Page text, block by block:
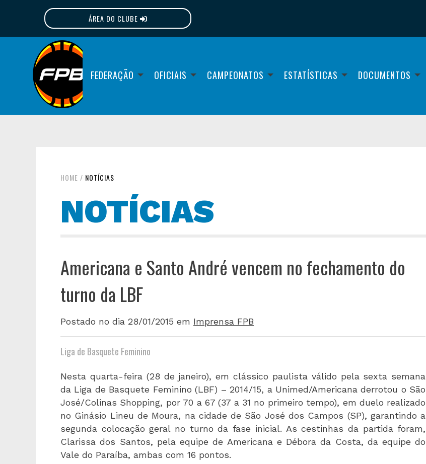
ÁREA DO CLUBE
FEDERAÇÃO OFICIAIS CAMPEONATOS ESTATÍSTICAS DOCUMENTOS
HOME / NOTÍCIAS
NOTÍCIAS
Americana e Santo André vencem no fechamento do
turno da LBF
Postado no dia 28/01/2015 em Imprensa FPB
Liga de Basquete Feminino
Nesta quarta-feira (28 de janeiro), em clássico paulista válido pela sexta semana
da Liga de Basquete Feminino (LBF) – 2014/15, a Unimed/Americana derrotou o São
José/Colinas Shopping, por 70 a 67 (37 a 31 no primeiro tempo), em duelo realizado
no Ginásio Lineu de Moura, na cidade de São José dos Campos (SP), garantindo a
segunda colocação geral no turno da fase inicial. As cestinhas da partida foram,
Clarissa dos Santos, pela equipe de Americana e Débora da Costa, da equipe do
Vale do Paraíba, ambas com 16 pontos.